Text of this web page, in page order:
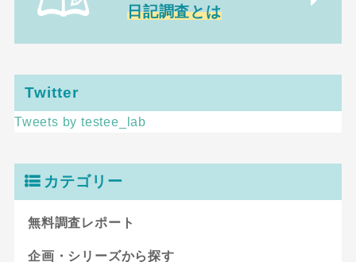
日記調査とは
Twitter
Tweets by testee_lab
カテゴリー
無料調査レポート
企画・シリーズから探す